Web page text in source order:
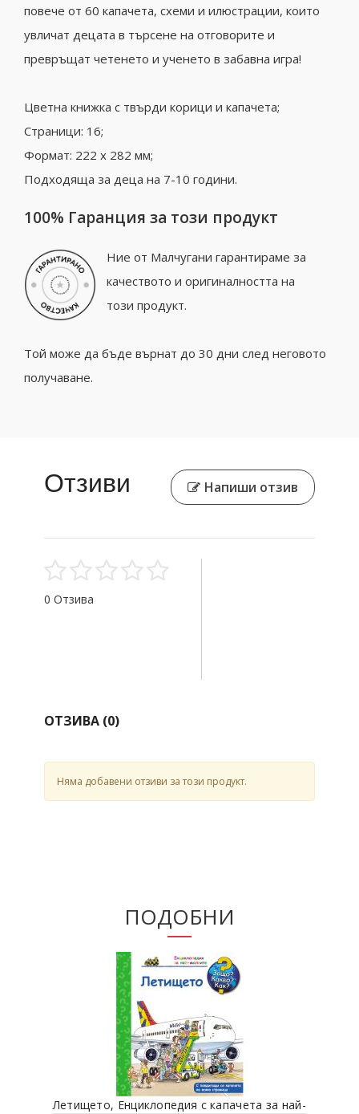
повече от 60 капачета, схеми и илюстрации, които
увличат децата в търсене на отговорите и
превръщат четенето и ученето в забавна игра!
Цветна книжка с твърди корици и капачета;
Страници: 16;
Формат: 222 х 282 мм;
Подходяща за деца на 7-10 години.
100% Гаранция за този продукт
Ние от Малчугани гарантираме за
качеството и оригиналността на
този продукт.
Той може да бъде върнат до 30 дни след неговото
получаване.
Отзиви Напиши отзив
0 Отзива
ОТЗИВА (0)
Няма добавени отзиви за този продукт.
ПОДОБНИ
Летището, Енциклопедия с капачета за най-